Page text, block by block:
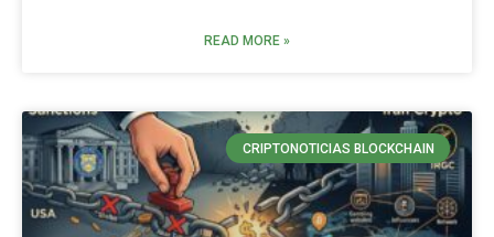
READ MORE »
CRIPTONOTICIAS BLOCKCHAIN